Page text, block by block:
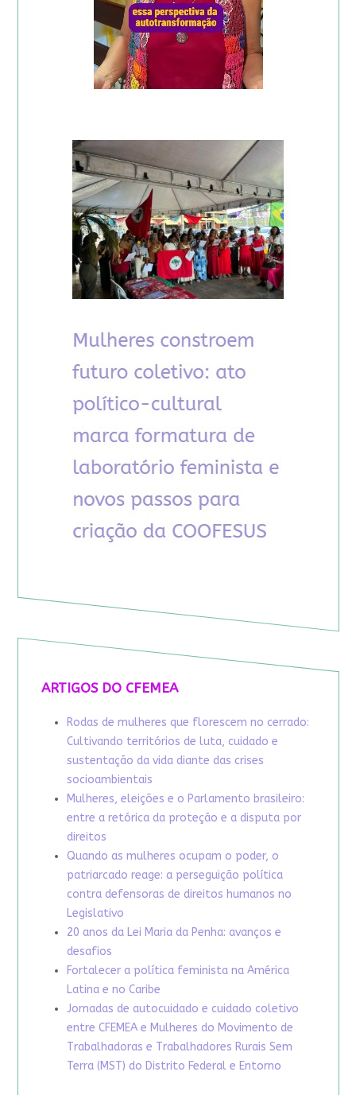
ARTIGOS DO CFEMEA
Rodas de mulheres que florescem no cerrado:
Cultivando territórios de luta, cuidado e
sustentação da vida diante das crises
socioambientais
Mulheres, eleições e o Parlamento brasileiro:
entre a retórica da proteção e a disputa por
direitos
Quando as mulheres ocupam o poder, o
patriarcado reage: a perseguição política
contra defensoras de direitos humanos no
Legislativo
20 anos da Lei Maria da Penha: avanços e
desafios
Fortalecer a política feminista na América
Latina e no Caribe
Jornadas de autocuidado e cuidado coletivo
entre CFEMEA e Mulheres do Movimento de
Trabalhadoras e Trabalhadores Rurais Sem
Terra (MST) do Distrito Federal e Entorno